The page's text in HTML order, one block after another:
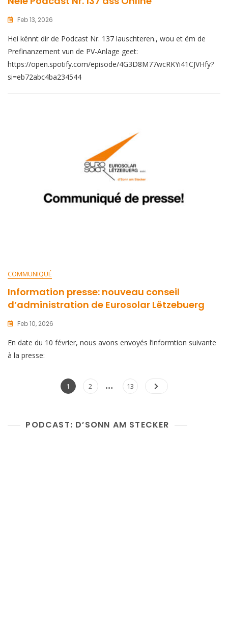
Feb 13, 2026
Hei kënnt dir de Podcast Nr. 137 lauschteren., wou et ëm de
Prefinanzement vun de PV-Anlage geet:
https://open.spotify.com/episode/4G3D8M77wcRKYi41CJVHfy?
si=eb72abc4ba234544
COMMUNIQUÉ
Information presse: nouveau conseil
d’administration de Eurosolar Lëtzebuerg
Feb 10, 2026
En date du 10 février, nous avons envoyés l’informtion suivante
à la presse:
Posts
pagination
Page
1 Page
2 … Page
13
PODCAST: D’SONN AM STECKER